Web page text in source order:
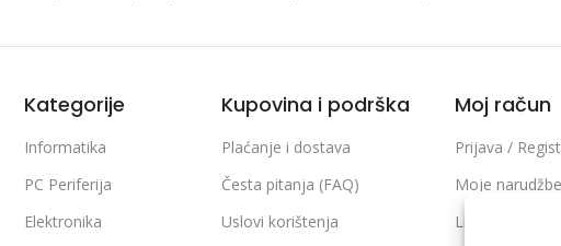
Kategorije
Informatika
PC Periferija
Elektronika
Kupovina i podrška
Plaćanje i dostava
Česta pitanja (FAQ)
Uslovi korištenja
Moj račun
Prijava /
Moje narudžbe
Lista želja